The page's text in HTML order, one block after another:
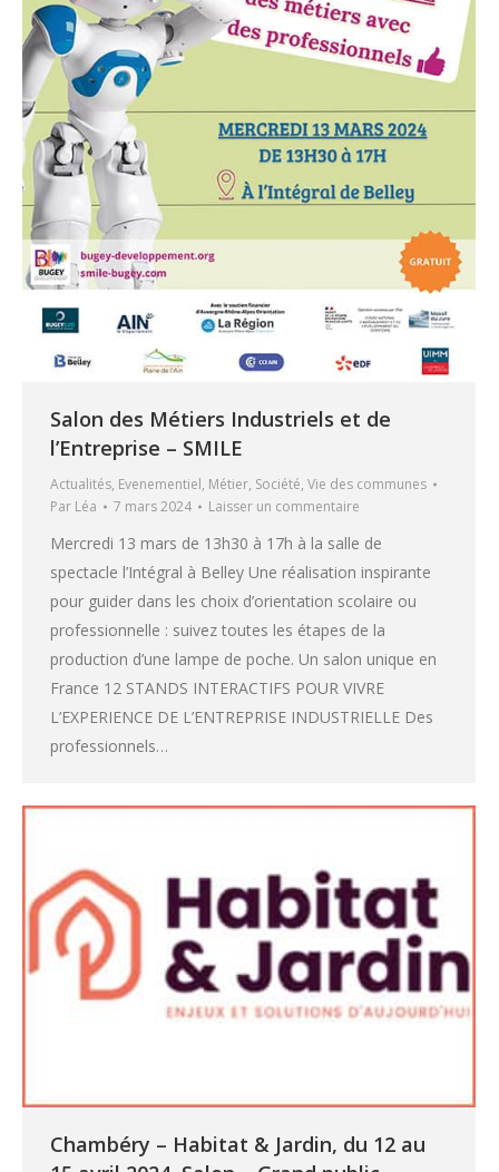
Salon des Métiers Industriels et de
l’Entreprise – SMILE
Actualités, Evenementiel, Métier, Société, Vie des communes
Par Léa 7 mars 2024 Laisser un commentaire
Mercredi 13 mars de 13h30 à 17h à la salle de
spectacle l’Intégral à Belley Une réalisation inspirante
pour guider dans les choix d’orientation scolaire ou
professionnelle : suivez toutes les étapes de la
production d’une lampe de poche. Un salon unique en
France 12 STANDS INTERACTIFS POUR VIVRE
L’EXPERIENCE DE L’ENTREPRISE INDUSTRIELLE Des
professionnels…
Chambéry – Habitat & Jardin, du 12 au